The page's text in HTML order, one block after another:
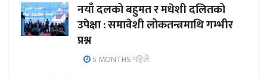
नयाँ दलको बहुमत र मधेशी दलितको
उपेक्षा : समावेशी लोकतन्त्रमाथि गम्भीर
प्रश्न
5 MONTHS पहिले